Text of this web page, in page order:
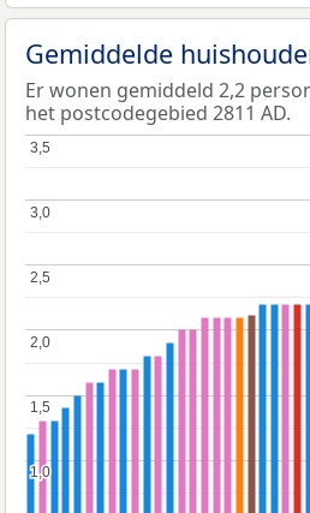
Gemiddelde
Er wonen gemiddeld 2,2
het postcodegebied 2811 AD.
1,0
1,0
1,5
1,5
2,0
2,0
2,5
2,5
3,0
3,0
3,5
3,5